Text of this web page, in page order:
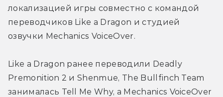
локализацией игры совместно с командой
переводчиков Like a Dragon и студией
озвучки Mechanics VoiceOver.
Like a Dragon ранее переводили Deadly
Premonition 2 и Shenmue, The Bullfinch Team
занималась Tell Me Why, а Mechanics VoiceOver